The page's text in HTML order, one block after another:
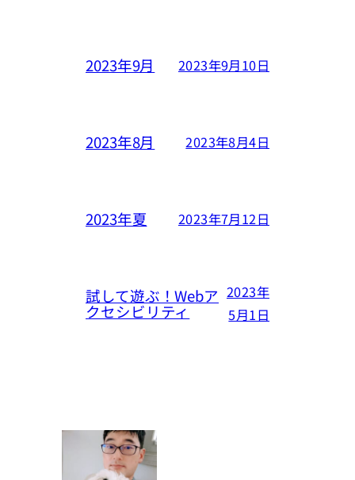
2023年9月 2023年9月10日
2023年8月 2023年8月4日
2023年夏 2023年7月12日
試して遊ぶ！Webア
クセシビリティ
2023年
5月1日